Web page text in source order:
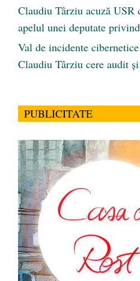
Claudiu Târziu acuză USR
apelul unei deputate
Val de incidente
Claudiu Târziu cere audit
PUBLICITATE